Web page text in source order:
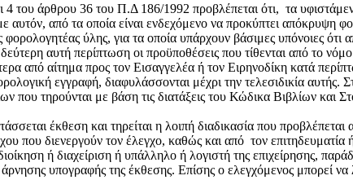
του άρθρου 36 του Π.Δ 186/1992 προβλέπεται ότι, τα
αυτόν, από τα οποία είναι ενδεχόμενο να προκύπτει
ύλης, για τα οποία υπάρχουν βάσιμες υπόνοιες
αυτή περίπτωση οι προϋποθέσεις που τίθενται από το
από αίτημα προς τον Εισαγγελέα ή τον Ειρηνοδίκη κατά
εγγραφή, διαφυλάσσονται μέχρι την τελεσιδικία αυτής.
που τηρούνται με βάση τις διατάξεις του Κώδικα Βιβλίων και
έκθεση και τηρείται η λοιπή διαδικασία που
που διενεργούν τον έλεγχο, καθώς και από τον
ή διαχείριση ή υπάλληλο ή λογιστή της επιχείρησης,
υπογραφής της έκθεσης. Επίσης ο ελεγχόμενος μπορεί